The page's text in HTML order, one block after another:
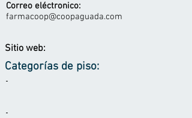
Correo eléctronico:
farmacoop@coopaguada.com
Sitio web:
Categorías de piso:
-
-